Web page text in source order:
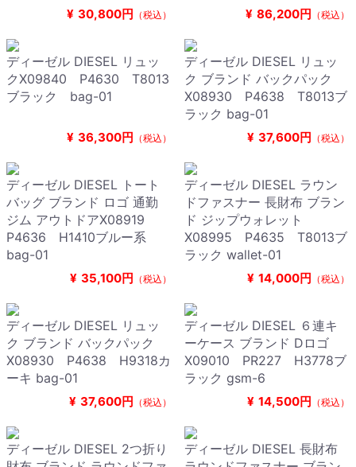
¥ 30,800円 （税込） ¥ 86,200円 （税込）
ディーゼル DIESEL リュッ
クX09840 P4630 T8013
ブラック bag-01
¥ 36,300円 （税込）
ディーゼル DIESEL リュッ
ク ブランド バックパック
X08930 P4638 T8013ブ
ラック bag-01
¥ 37,600円 （税込）
ディーゼル DIESEL トート
バッグ ブランド ロゴ 通勤
ジム アウトドアX08919
P4636 H1410ブルー系
bag-01
¥ 35,100円 （税込）
ディーゼル DIESEL ラウン
ドファスナー 長財布 ブラン
ド ジップウォレット
X08995 P4635 T8013ブ
ラック wallet-01
¥ 14,000円 （税込）
ディーゼル DIESEL リュッ
ク ブランド バックパック
X08930 P4638 H9318カ
ーキ bag-01
¥ 37,600円 （税込）
ディーゼル DIESEL ６連キ
ーケース ブランド Dロゴ
X09010 PR227 H3778ブ
ラック gsm-6
¥ 14,500円 （税込）
ディーゼル DIESEL 2つ折り
ディーゼル DIESEL 長財布